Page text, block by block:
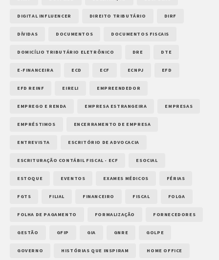
DIGITAL INFLUENCER DIREITO TRIBUTÁRIO DIRF
DÍVIDAS DOCUMENTOS DOCUMENTOS FISCAIS
DOMICÍLIO TRIBUTÁRIO ELETRÔNICO DRE DTE
E-FINANCEIRA ECD ECF ECNPJ EFD
EFD REINF EIRELI EMPREENDEDOR
EMPREGO E RENDA EMPRESA ESTRANGEIRA EMPRESAS
EMPRÉSTIMOS ENCERRAMENTO DE EMPRESA
ENTREVISTA ESCRITÓRIO DE ADVOCACIA
ESCRITURAÇÃO CONTÁBIL FISCAL - ECF ESOCIAL
ESTOQUE EVENTOS EXAMES MÉDICOS FÉRIAS
FGTS FILIAL FINANCEIRO FISCAL FOLGA
FOLHA DE PAGAMENTO FORMALIZAÇÃO FORNECEDORES
GESTÃO GFIP GIA GNRE GOLPE
GOVERNO HISTÓRIAS QUE INSPIRAM HOME OFFICE